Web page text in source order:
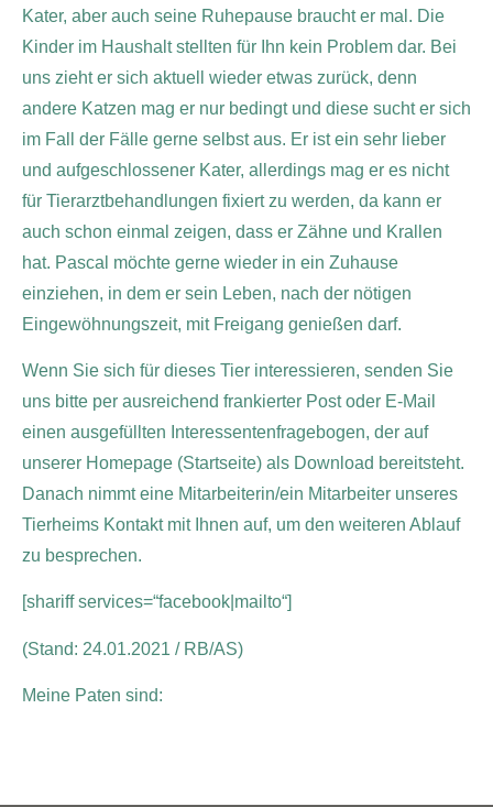
Kater, aber auch seine Ruhepause braucht er mal. Die
Kinder im Haushalt stellten für Ihn kein Problem dar. Bei
uns zieht er sich aktuell wieder etwas zurück, denn
andere Katzen mag er nur bedingt und diese sucht er sich
im Fall der Fälle gerne selbst aus. Er ist ein sehr lieber
und aufgeschlossener Kater, allerdings mag er es nicht
für Tierarztbehandlungen fixiert zu werden, da kann er
auch schon einmal zeigen, dass er Zähne und Krallen
hat. Pascal möchte gerne wieder in ein Zuhause
einziehen, in dem er sein Leben, nach der nötigen
Eingewöhnungszeit, mit Freigang genießen darf.
Wenn Sie sich für dieses Tier interessieren, senden Sie
uns bitte per ausreichend frankierter Post oder E-Mail
einen ausgefüllten Interessentenfragebogen, der auf
unserer Homepage (Startseite) als Download bereitsteht.
Danach nimmt eine Mitarbeiterin/ein Mitarbeiter unseres
Tierheims Kontakt mit Ihnen auf, um den weiteren Ablauf
zu besprechen.
[shariff services=“facebook|mailto“]
(Stand: 24.01.2021 / RB/AS)
Meine Paten sind: